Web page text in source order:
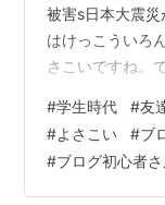
被害s日本大震
はけっこういろ
さこいですね。
んなに遊んでい
ていないですね
ていない学科の
好感していなか
#学生時代 #友
#よさこい #ブ
#ブログ初心者